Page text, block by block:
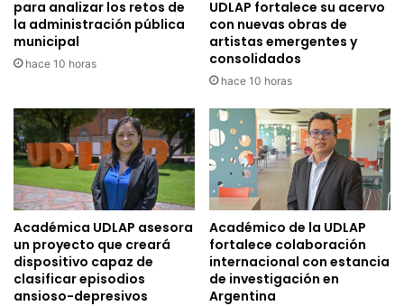
para analizar los retos de
la administración pública
municipal
hace 10 horas
UDLAP fortalece su acervo
con nuevas obras de
artistas emergentes y
consolidados
hace 10 horas
Académica UDLAP asesora
un proyecto que creará
dispositivo capaz de
clasificar episodios
ansioso-depresivos
Académico de la UDLAP
fortalece colaboración
internacional con estancia
de investigación en
Argentina